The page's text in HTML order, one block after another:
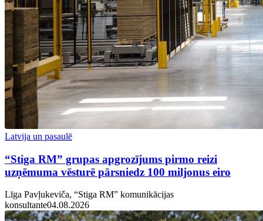
Latvija un pasaulē
“Stiga RM” grupas apgrozījums pirmo reizi
uzņēmuma vēsturē pārsniedz 100 miljonus eiro
Līga Pavļukeviča, “Stiga RM” komunikācijas
konsultante04.08.2026